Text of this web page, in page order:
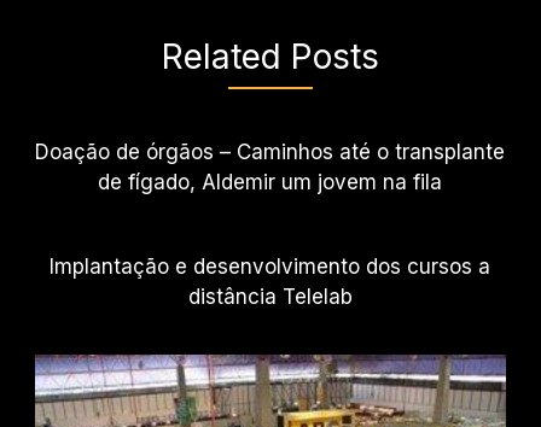
Related Posts
Doação de órgãos – Caminhos até o transplante
de fígado, Aldemir um jovem na fila
Implantação e desenvolvimento dos cursos a
distância Telelab